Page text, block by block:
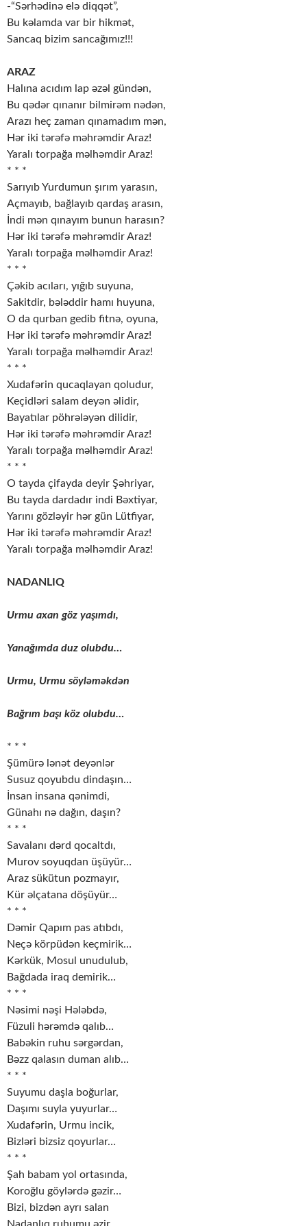
-“Sərhədinə elə diqqət”,
Bu kəlamda var bir hikmət,
Sancaq bizim sancağımız!!!
ARAZ
Halına acıdım lap əzəl gündən,
Bu qədər qınanır bilmirəm nədən,
Arazı heç zaman qınamadım mən,
Hər iki tərəfə məhrəmdir Araz!
Yaralı torpağa məlhəmdir Araz!
* * *
Sarıyıb Yurdumun şırım yarasın,
Açmayıb, bağlayıb qardaş arasın,
İndi mən qınayım bunun harasın?
Hər iki tərəfə məhrəmdir Araz!
Yaralı torpağa məlhəmdir Araz!
* * *
Çəkib acıları, yığıb suyuna,
Sakitdir, bələddir hamı huyuna,
O da qurban gedib fitnə, oyuna,
Hər iki tərəfə məhrəmdir Araz!
Yaralı torpağa məlhəmdir Araz!
* * *
Xudafərin qucaqlayan qoludur,
Keçidləri salam deyən əlidir,
Bayatılar pöhrələyən dilidir,
Hər iki tərəfə məhrəmdir Araz!
Yaralı torpağa məlhəmdir Araz!
* * *
O tayda çifayda deyir Şəhriyar,
Bu tayda dardadır indi Bəxtiyar,
Yarını gözləyir hər gün Lütfiyar,
Hər iki tərəfə məhrəmdir Araz!
Yaralı torpağa məlhəmdir Araz!
NADANLIQ
Urmu axan göz yaşımdı,
Yanağımda duz olubdu…
Urmu, Urmu söyləməkdən
Bağrım başı köz olubdu…
* * *
Şümürə lənət deyənlər
Susuz qoyubdu dindaşın…
İnsan insana qənimdi,
Günahı nə dağın, daşın?
* * *
Savalanı dərd qocaltdı,
Murov soyuqdan üşüyür…
Araz sükütun pozmayır,
Kür əlçatana döşüyür…
* * *
Dəmir Qapım pas atıbdı,
Neçə körpüdən keçmirik…
Kərkük, Mosul unudulub,
Bağdada iraq demirik…
* * *
Nəsimi nəşi Hələbdə,
Füzuli hərəmdə qalıb…
Babəkin ruhu sərgərdan,
Bəzz qalasın duman alıb…
* * *
Suyumu daşla boğurlar,
Daşımı suyla yuyurlar…
Xudafərin, Urmu incik,
Bizləri bizsiz qoyurlar…
* * *
Şah babam yol ortasında,
Koroğlu göylərdə gəzir…
Bizi, bizdən ayrı salan